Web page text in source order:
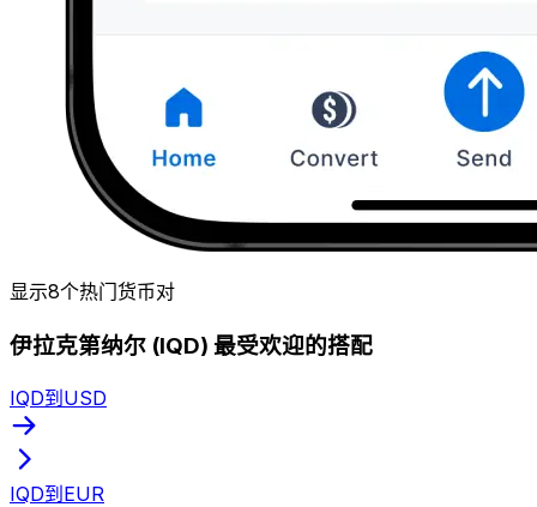
显示8个热门货币对
伊拉克第纳尔 (IQD) 最受欢迎的搭配
IQD到USD
IQD到EUR